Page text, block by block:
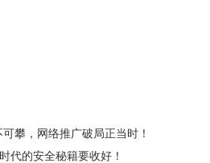
攀，网络推广破局正当时！
代的安全秘籍要收好！